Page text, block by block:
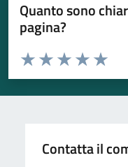
Quanto sono
pagina?
Valuta da 1 a 5 stelle la
Valuta
Valuta 4
Valuta 3 stelle
Valuta 2 stelle su 5
Valuta 1 stelle su 5
Contatta il